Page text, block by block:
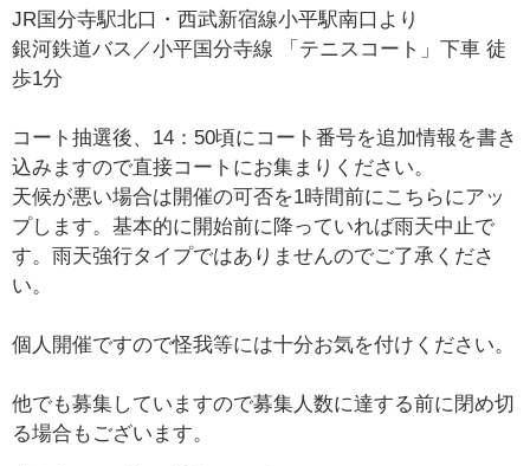
JR国分寺駅北口・西武新宿線小平駅南口より
銀河鉄道バス／小平国分寺線 「テニスコート」下車 徒
歩1分
コート抽選後、14：50頃にコート番号を追加情報を書き
込みますので直接コートにお集まりください。
天候が悪い場合は開催の可否を1時間前にこちらにアッ
プします。基本的に開始前に降っていれば雨天中止で
す。雨天強行タイプではありませんのでご了承くださ
い。
個人開催ですので怪我等には十分お気を付けください。
他でも募集していますので募集人数に達する前に閉め切
る場合もございます。